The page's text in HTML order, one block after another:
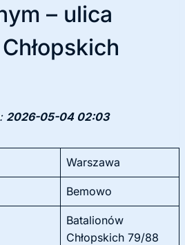
– ulica
2026-05-04 02:03
Warszawa
Bemowo
Batalionów
Chłopskich 79/88